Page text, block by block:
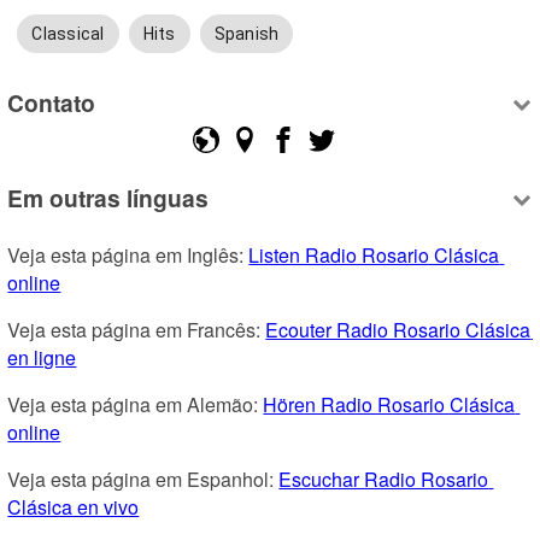
Classical Hits Spanish
Contato
Em outras línguas
Veja esta página em Inglês: Listen Radio Rosario Clásica
online
Veja esta página em Francês: Ecouter Radio Rosario Clásica
en ligne
Veja esta página em Alemão: Hören Radio Rosario Clásica
online
Veja esta página em Espanhol: Escuchar Radio Rosario
Clásica en vivo